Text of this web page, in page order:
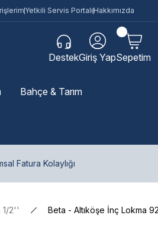
Yetkili Servis Portalı Hakkımızda
DestekGiriş YapSepetim
Bahçe & Tarım
Fatura Kolaylığı
1/2'' Beta - Altıköşe İnç Lokma